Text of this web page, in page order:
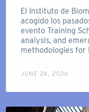
El Instituto de
acogido los
evento Training
analysis, and
methodologies for
JUNE 24, 2026